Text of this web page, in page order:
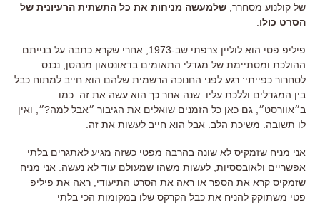
של קולנוע מסחרר, שלמעשה מניחות את כל התשתית הרעיונית של
הסרט כולו
פיליפ פטי הוא לוליין צרפתי שב-1973, אחרי שקרא כתבה על בנייתם
ההולכת ומסתיימת של מגדלי התאומים בדאונטאון מנהטן, נכנס
לסחרור כפייתי: רגע לפני החנוכה הרשמית שלהם הוא חייב למתוח כבל
בין המגדלים וללכת עליו. שנה אחר כך הוא עשה את זה. כמו
ב״אוורסט״, גם כאן כל הזמנים שואלים את הגיבור ״אבל למה?״, ואין
לו תשובה. משיכת הלב. אבל הוא חייב לעשות את זה.
אני מניח שזמקיס לא שונה בהרבה מפטי כשזה מגיע לאתגרים בלתי
אפשריים ולאובססיות, לעשות משהו שמעולם עוד לא נעשה. אני מניח
שזמקיס קרא את הספר או ראה את הסרט התיעודי, ראה את פיליפ
פטי משתוקק להניח את כבל הקרקס שלו במקומות הכי בלתי